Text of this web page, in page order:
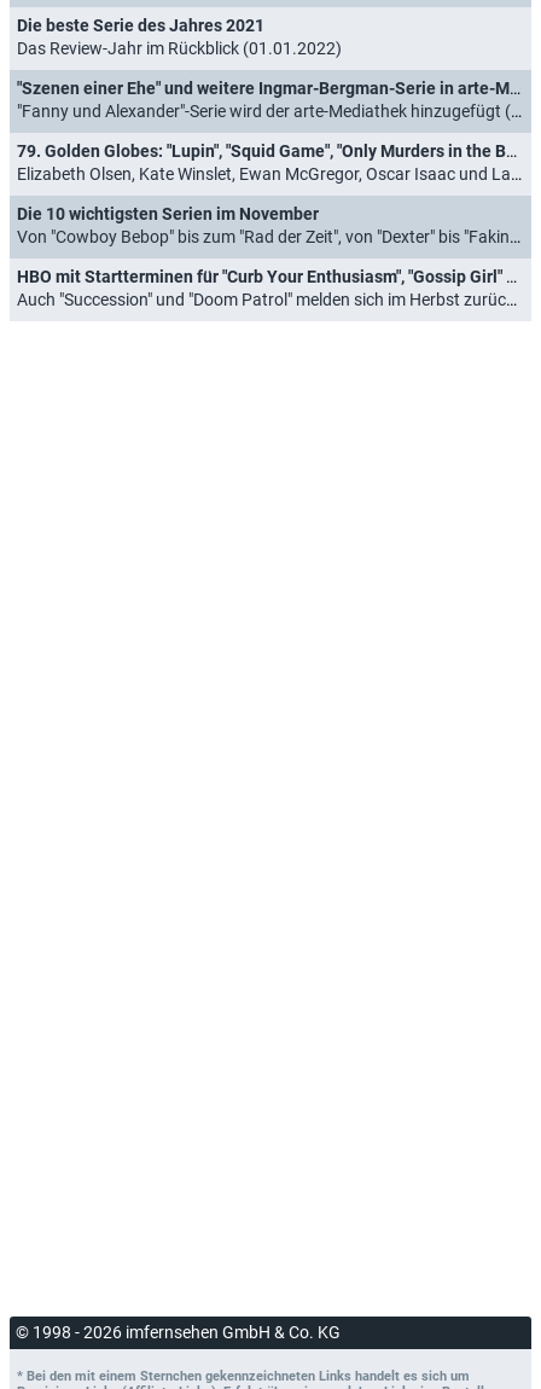
Die beste Serie des Jahres 2021
Das Review-Jahr im Rückblick (01.01.2022)
"Szenen einer Ehe" und weitere Ingmar-Bergman-Serie in arte-Mediathek
"Fanny und Alexander"-Serie wird der arte-Mediathek hinzugefügt (14.12.2021)
79. Golden Globes: "Lupin", "Squid Game", "Only Murders in the Building" und "Mare of Easttown" nominiert
Elizabeth Olsen, Kate Winslet, Ewan McGregor, Oscar Isaac und Lady Gaga hoffen auf Auszeichnungen (13.12.2021)
Die 10 wichtigsten Serien im November
Von "Cowboy Bebop" bis zum "Rad der Zeit", von "Dexter" bis "Faking Hitler" (01.11.2021)
HBO mit Startterminen für "Curb Your Enthusiasm", "Gossip Girl" und weitere Serien
Auch "Succession" und "Doom Patrol" melden sich im Herbst zurück (27.08.2021)
© 1998 - 2026 imfernsehen GmbH & Co. KG
* Bei den mit einem Sternchen gekennzeichneten Links handelt es sich um